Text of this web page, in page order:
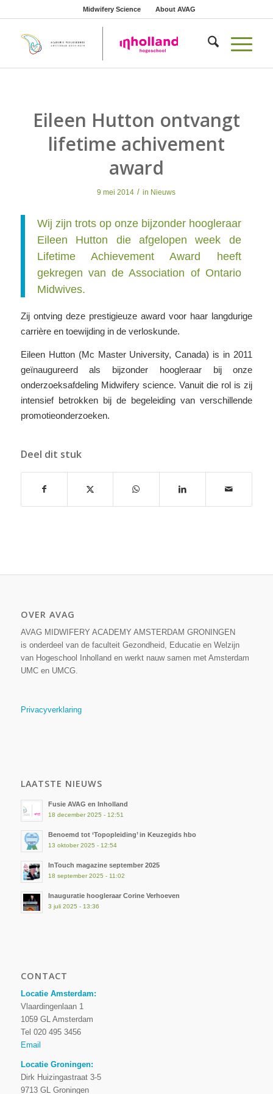
Midwifery Science About AVAG
Eileen Hutton ontvangt
lifetime achivement
award
9 mei 2014 / in Nieuws
Wij zijn trots op onze bijzonder hoogleraar
Eileen Hutton die afgelopen week de
Lifetime Achievement Award heeft
gekregen van de Association of Ontario
Midwives.
Zij ontving deze prestigieuze award voor haar langdurige
carrière en toewijding in de verloskunde.
Eileen Hutton (Mc Master University, Canada) is in 2011
geïnaugureerd als bijzonder hoogleraar bij onze
onderzoeksafdeling Midwifery science. Vanuit die rol is zij
intensief betrokken bij de begeleiding van verschillende
promotieonderzoeken.
Deel dit stuk
OVER AVAG
AVAG MIDWIFERY ACADEMY AMSTERDAM GRONINGEN
is onderdeel van de faculteit Gezondheid, Educatie en Welzijn
van Hogeschool Inholland en werkt nauw samen met Amsterdam
UMC en UMCG.
Privacyverklaring
LAATSTE NIEUWS
Fusie AVAG en Inholland
18 december 2025 - 12:51
Benoemd tot ‘Topopleiding’ in Keuzegids hbo
13 oktober 2025 - 12:54
InTouch magazine september 2025
18 september 2025 - 11:02
Inauguratie hoogleraar Corine Verhoeven
3 juli 2025 - 13:36
CONTACT
Locatie Amsterdam:
Vlaardingenlaan 1
1059 GL Amsterdam
Tel 020 495 3456
Email
Locatie Groningen:
Dirk Huizingastraat 3-5
9713 GL Groningen